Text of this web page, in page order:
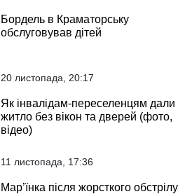
Бордель в Краматорську
обслуговував дітей
20 листопада, 20:17
Як інвалідам-переселенцям дали
житло без вікон та дверей (фото,
відео)
11 листопада, 17:36
Мар’їнка після жорсткого обстрілу